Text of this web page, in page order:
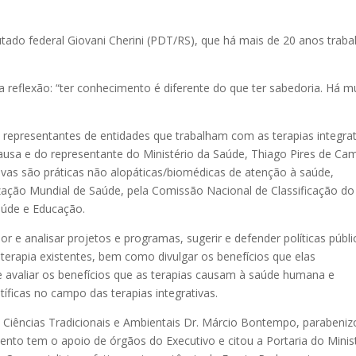
federal Giovani Cherini (PDT/RS), que há mais de 20 anos
reflexão: “ter conhecimento é diferente do que ter sabedoria. Há
de entidades que trabalham com as terapias
e do representante do Ministério da Saúde, Thiago Pires de
são práticas não alopáticas/biomédicas de atenção à saúde,
Mundial de Saúde, pela Comissão Nacional de Classificação do
e Educação.
e analisar projetos e programas, sugerir e defender políticas
existentes, bem como divulgar os benefícios que elas
os benefícios que as terapias causam à saúde humana e
no campo das terapias integrativas.
Tradicionais e Ambientais Dr. Márcio Bontempo,
tem o apoio de órgãos do Executivo e citou a Portaria do